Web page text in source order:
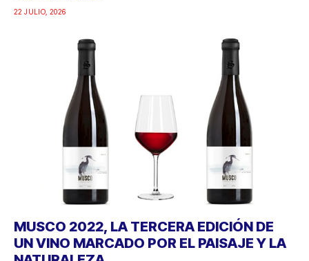
22 JULIO, 2026
MUSCO 2022, LA TERCERA EDICIÓN DE
UN VINO MARCADO POR EL PAISAJE Y LA